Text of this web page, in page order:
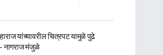
यांच्यावरील चित्रपट यामुळे पुढे
नागराज मंजुळे